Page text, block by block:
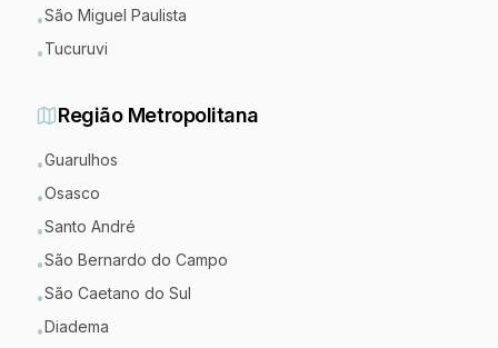
•São Miguel Paulista
•Tucuruvi
Região Metropolitana
•Guarulhos
•Osasco
•Santo André
•São Bernardo do Campo
•São Caetano do Sul
•Diadema